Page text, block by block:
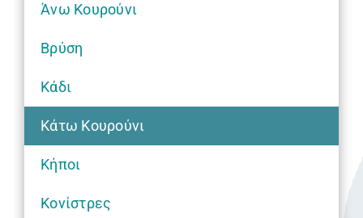
Άνω Κουρούνι
Βρύση
Κάδι
Κάτω Κουρούνι
Κήποι
Κονίστρες